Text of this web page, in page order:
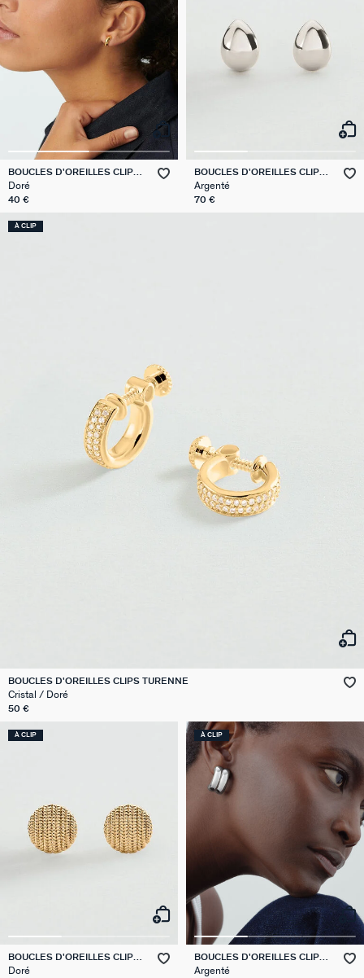
BOUCLES D'OREILLES CLIPS
CREOLES
Doré
40 €
BOUCLES D'OREILLES CLIPS
DANAE
Argenté
70 €
À CLIP
BOUCLES D'OREILLES CLIPS TURENNE
Cristal / Doré
50 €
À CLIP
BOUCLES D'OREILLES CLIPS
TUILERIE
Doré
À CLIP
BOUCLES D'OREILLES CLIPS
TURENNE
Argenté